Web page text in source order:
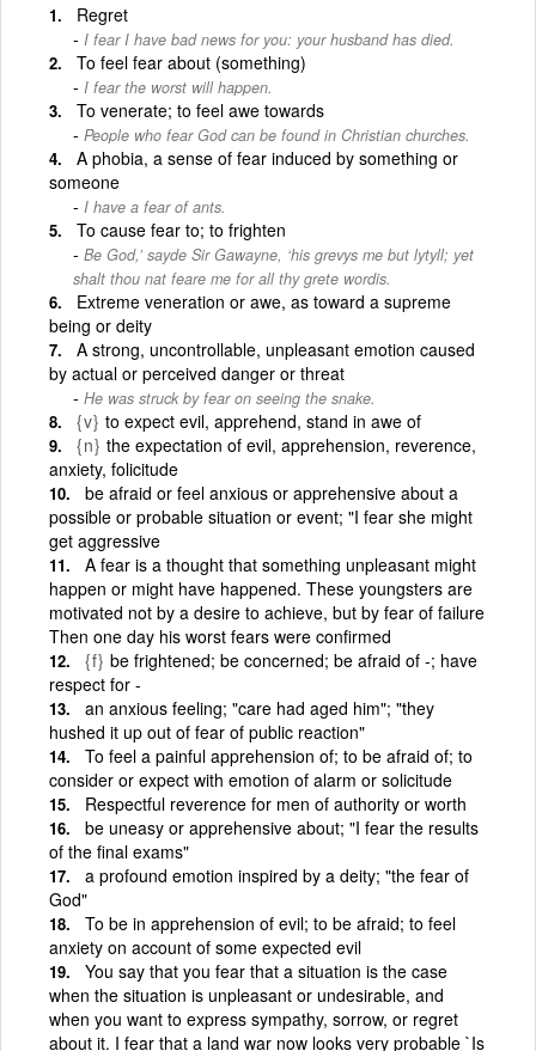
Regret
I fear I have bad news for you: your husband has died.
To feel fear about (something)
I fear the worst will happen.
To venerate; to feel awe towards
People who fear God can be found in Christian churches.
A phobia, a sense of fear induced by something or
someone
I have a fear of ants.
To cause fear to; to frighten
Be God,’ sayde Sir Gawayne, ‘his grevys me but lytyll; yet
shalt thou nat feare me for all thy grete wordis.
Extreme veneration or awe, as toward a supreme
being or deity
A strong, uncontrollable, unpleasant emotion caused
by actual or perceived danger or threat
He was struck by fear on seeing the snake.
{v} to expect evil, apprehend, stand in awe of
{n} the expectation of evil, apprehension, reverence,
anxiety, folicitude
be afraid or feel anxious or apprehensive about a
possible or probable situation or event; "I fear she might
get aggressive
A fear is a thought that something unpleasant might
happen or might have happened. These youngsters are
motivated not by a desire to achieve, but by fear of failure
Then one day his worst fears were confirmed
{f} be frightened; be concerned; be afraid of -; have
respect for -
an anxious feeling; "care had aged him"; "they
hushed it up out of fear of public reaction"
To feel a painful apprehension of; to be afraid of; to
consider or expect with emotion of alarm or solicitude
Respectful reverence for men of authority or worth
be uneasy or apprehensive about; "I fear the results
of the final exams"
a profound emotion inspired by a deity; "the fear of
God"
To be in apprehension of evil; to be afraid; to feel
anxiety on account of some expected evil
You say that you fear that a situation is the case
when the situation is unpleasant or undesirable, and
when you want to express sympathy, sorrow, or regret
about it. I fear that a land war now looks very probable `Is